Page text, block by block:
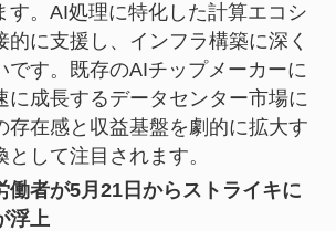
す。AI処理に特化した計算エコシ
的に支援し、インフラ構築に深く
です。既存のAIチップメーカーに
に成長するデータセンター市場に
存在感と収益基盤を劇的に拡大す
として注目されます。
働者が5月21日からストライキに
浮上